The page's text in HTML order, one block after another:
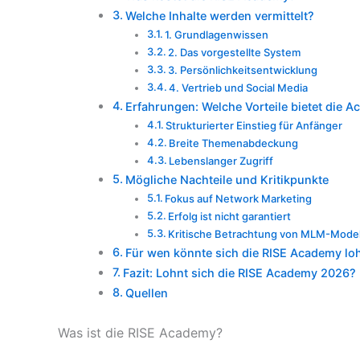
Welche Inhalte werden vermittelt?
1. Grundlagenwissen
2. Das vorgestellte System
3. Persönlichkeitsentwicklung
4. Vertrieb und Social Media
Erfahrungen: Welche Vorteile bietet die
Strukturierter Einstieg für Anfänger
Breite Themenabdeckung
Lebenslanger Zugriff
Mögliche Nachteile und Kritikpunkte
Fokus auf Network Marketing
Erfolg ist nicht garantiert
Kritische Betrachtung von MLM-
Für wen könnte sich die RISE Academy
Fazit: Lohnt sich die RISE Academy 2026?
Quellen
Was ist die RISE Academy?